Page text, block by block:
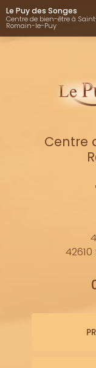
Aller
au
contenu
principal
Le Puy des Songes
Centre de bien-être à Saint-
Romain-le-Puy
Centre